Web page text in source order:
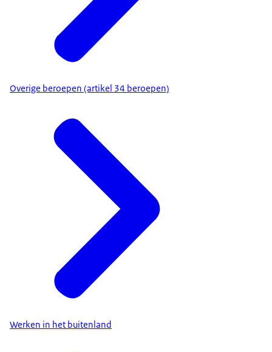
Overige beroepen (artikel 34 beroepen)
Werken in het buitenland